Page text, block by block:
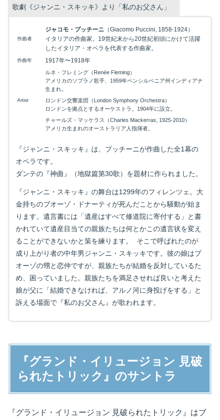
歌劇《ジャンニ・スキッキ》より「私のお父さん」
作曲者
ジャコモ・プッチーニ（Giacomo Puccini, 1858-1924）
イタリアの作曲家。19世紀末から20世紀初頭にかけて活躍
したイタリア・オペラを代表する作曲家。
作曲年 1917年〜1918年
Artist
ルネ・フレミング（Renée Fleming）
アメリカのソプラノ歌手、1959年ペンシルベニア州インディアナ
生まれ。
ロンドン交響楽団（London Symphony Orchestra）
ロンドンを拠点とするオーケストラ。1904年に設立。
チャールズ・マッケラス（Charles Mackerras, 1925-2010）
アメリカ生まれのオーストラリア人指揮者。
『ジャンニ・スキッキ』は、プッチーニが作曲した全1幕の
オペラです。
ダンテの『神曲』（地獄篇第30歌）を題材に作られました。
『ジャンニ・スキッキ』の舞台は1299年のフィレンツェ。大
金持ちのブオーゾ・ドナーティが死んだことから騒動が始ま
ります。遺言書には「遺産はすべて修道院に寄付する」と書
かれていて遺産目当ての親族たちは何とかこの遺言状を変え
ることができないかと策を練ります。 そこで呼ばれたのが
成り上がり者の中年男ジャンニ・スキッキです。彼の娘はブ
オーゾの甥と恋仲ですが、親族たちが結婚を反対しているた
め、困っていました。親族たちを満足させれば良いと考えた
娘が父に「結婚できなければ、アルノ河に身投げをする」と
訴える場面で『私のお父さん』が歌われます。
『グランド・イリュージョン 見破
られたトリック』のサントラ
『グランド・イリュージョン 見破られたトリック』はブ